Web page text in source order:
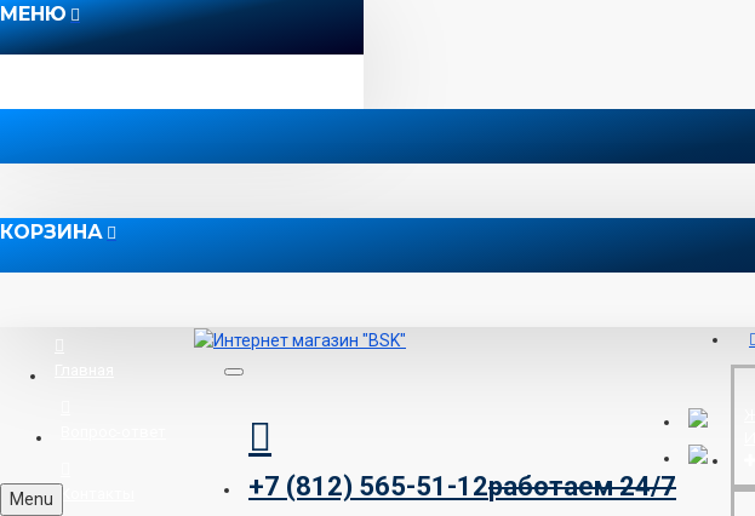
МЕНЮ
КОРЗИНА
+7 (812) 565-51-12работаем 24/7
Menu